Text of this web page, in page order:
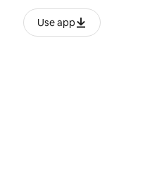
Use app